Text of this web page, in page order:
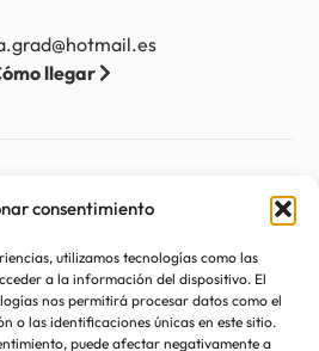
consentimiento
utilizamos tecnologías como las
a la información del dispositivo. El
nos permitirá procesar datos como el
o las identificaciones únicas en este sitio.
puede afectar negativamente a
llegar
de privacidad